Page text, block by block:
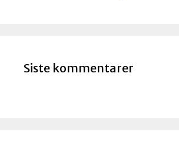
Siste kommentarer